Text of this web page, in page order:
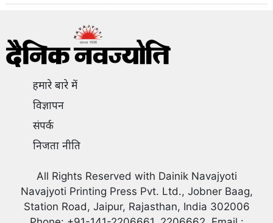
हमारे बारे में
विज्ञापन
संपर्क
निजता नीति
All Rights Reserved with Dainik Navajyoti
Navajyoti Printing Press Pvt. Ltd., Jobner Baag,
Station Road, Jaipur, Rajasthan, India 302006